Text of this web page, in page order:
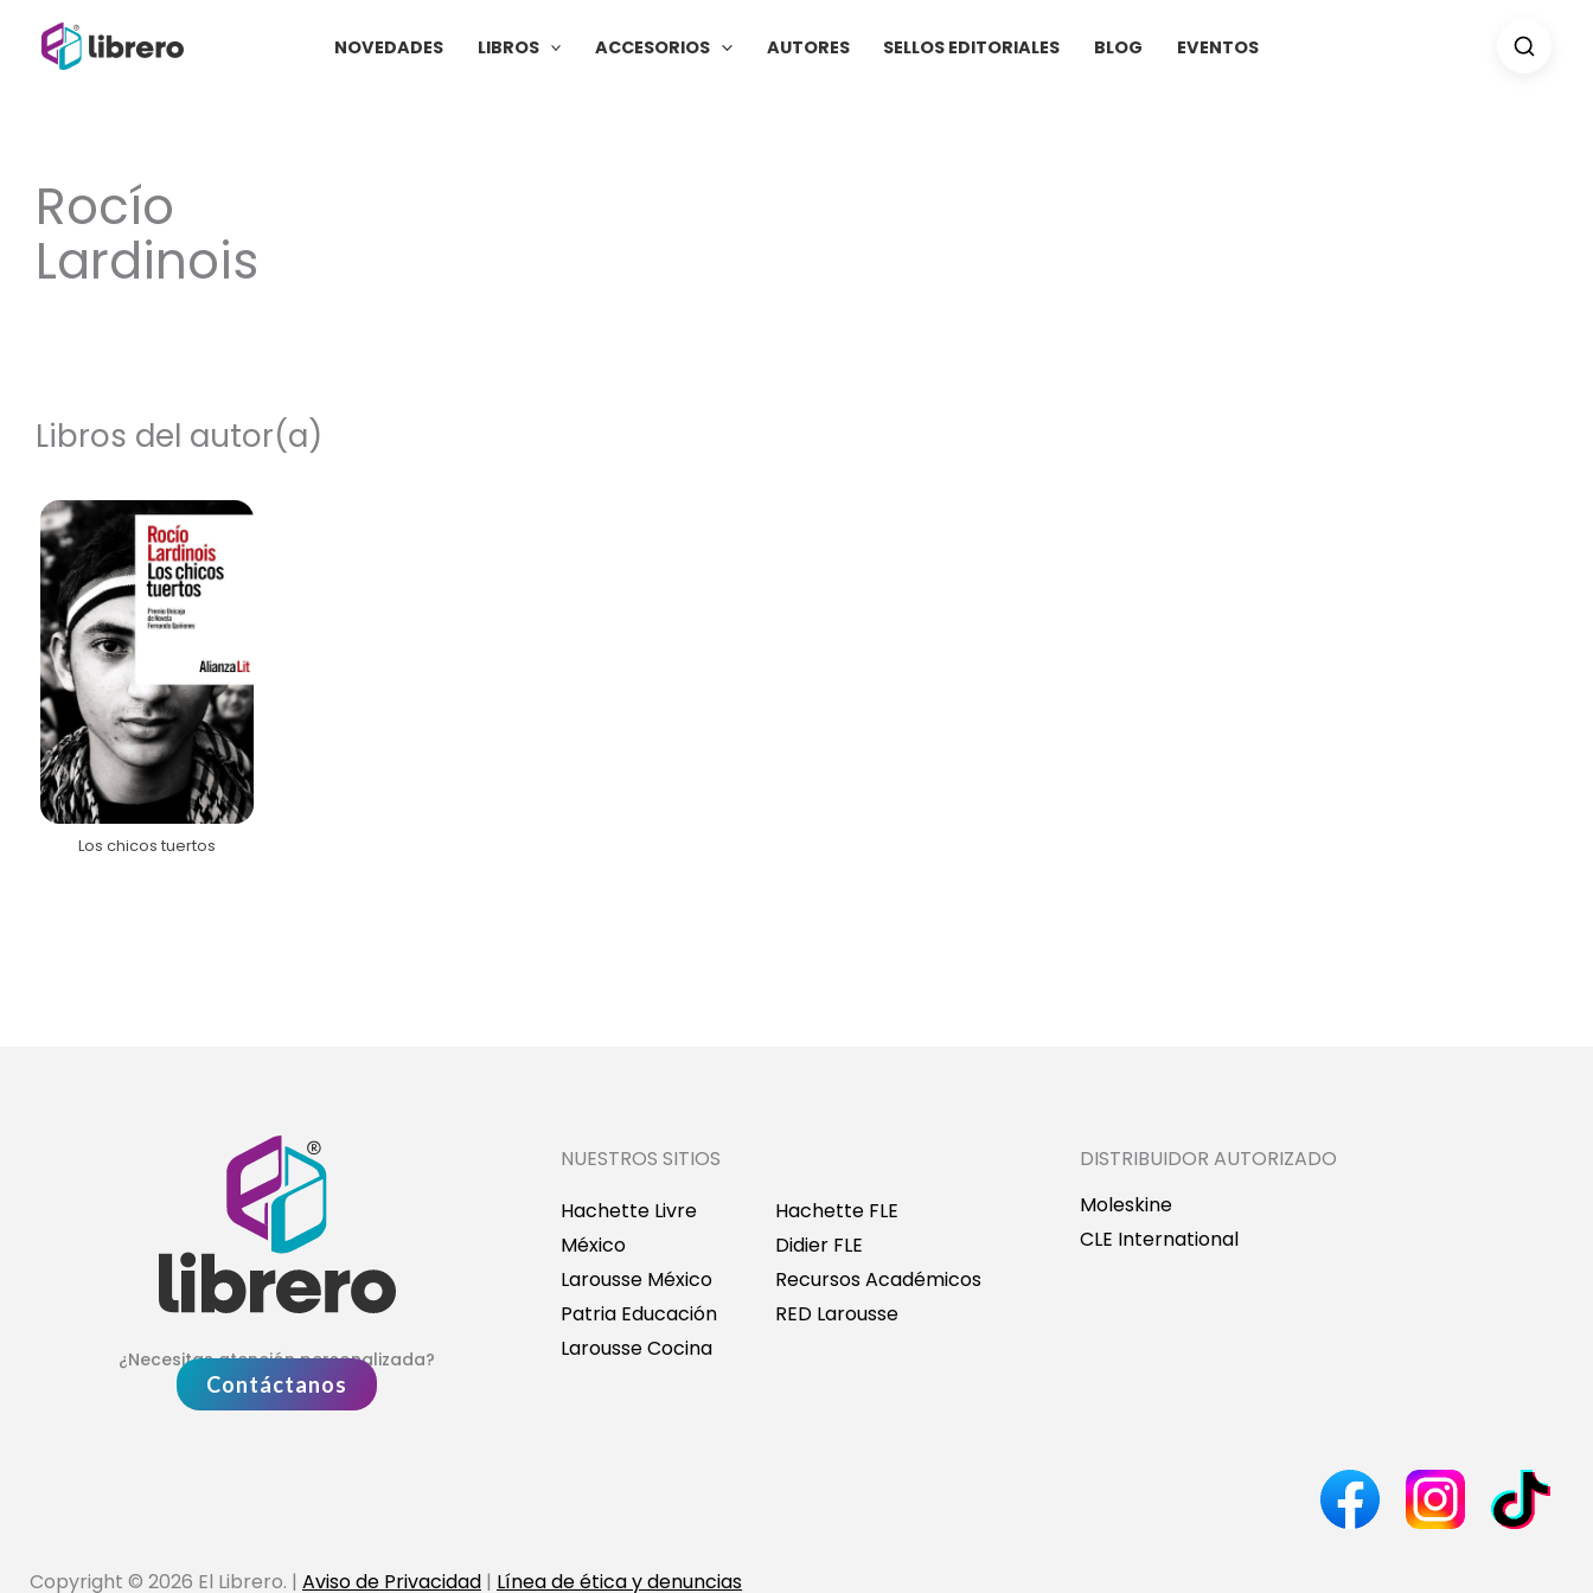
NOVEDADES LIBROS ACCESORIOS AUTORES SELLOS EDITORIALES BLOG EVENTOS
Rocío
Lardinois
Libros del autor(a)
Los chicos tuertos
¿Necesitas atención personalizada?
Contáctanos
NUESTROS SITIOS
Hachette Livre
México
Larousse México
Patria Educación
Larousse Cocina
Hachette FLE
Didier FLE
Recursos Académicos
RED Larousse
DISTRIBUIDOR AUTORIZADO
Moleskine
CLE International
Copyright © 2026 El Librero. | Aviso de Privacidad | Línea de ética y denuncias